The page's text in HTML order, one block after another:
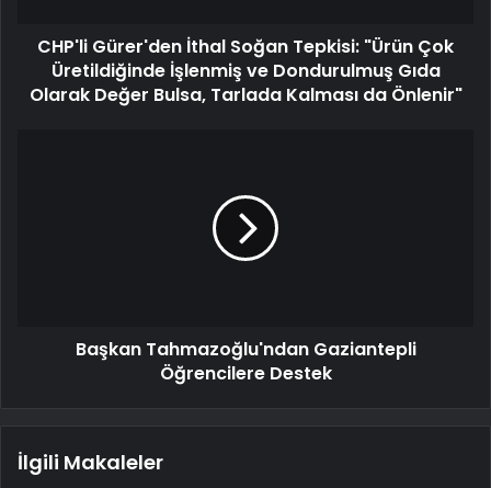
CHP'li Gürer'den İthal Soğan Tepkisi: "Ürün Çok
Üretildiğinde İşlenmiş ve Dondurulmuş Gıda
Olarak Değer Bulsa, Tarlada Kalması da Önlenir"
Başkan Tahmazoğlu'ndan Gaziantepli
Öğrencilere Destek
İlgili Makaleler